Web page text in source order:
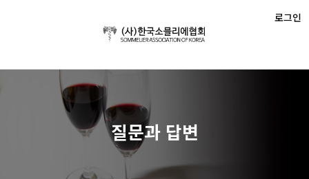
로그인
질문과 답변